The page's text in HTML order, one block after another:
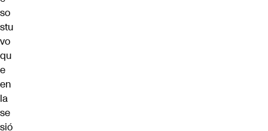
so
stu
vo
qu
e
en
la
se
sió